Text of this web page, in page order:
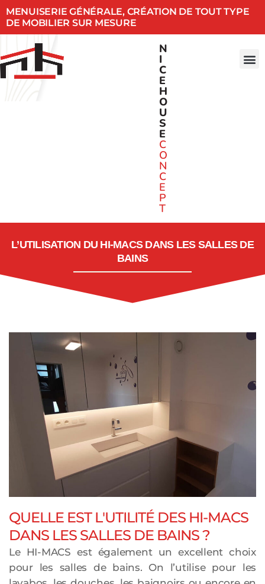
MENUISERIE GÉNÉRALE, CRÉATION DE TOUT TYPE
DE MOBILIER SUR MESURE
N
I
C
E
H
O
U
S
E
C
O
N
C
E
P
T
L’UTILISATION DU HI-MACS DANS LES SALLES DE
BAINS
QUELLE EST L'UTILITÉ DES HI-MACS
DANS LES SALLES DE BAINS ?
Le HI-MACS est également un excellent choix
pour les salles de bains. On l’utilise pour les